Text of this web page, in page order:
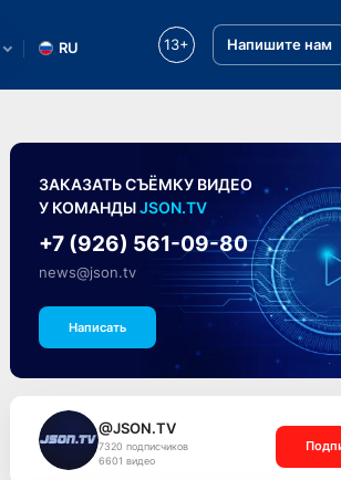
RU 13+ Напишите нам
ЗАКАЗАТЬ СЪЁМКУ ВИДЕО
У КОМАНДЫJSON.TV
+7 (926) 561-09-80
news@json.tv
Написать
@JSON.TV
7320 подписчиков
6601 видео